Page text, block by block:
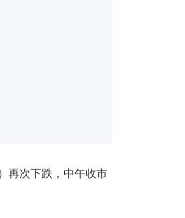
再次下跌，中午收市